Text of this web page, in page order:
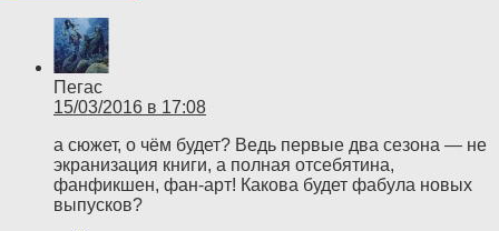
Пегас
15/03/2016 в 17:08
а сюжет, о чём будет? Ведь первые два сезона — не
экранизация книги, а полная отсебятина,
фанфикшен, фан-арт! Какова будет фабула новых
выпусков?